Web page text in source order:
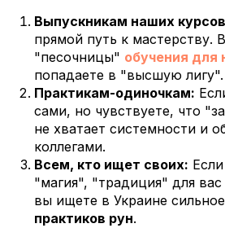
Выпускникам наших
прямой путь к мастерству.
"песочницы" обучения
попадаете в "высшую лигу".
Практикам-одиночкам:
сами, но чувствуете, что
не хватает системности и
коллегами.
Всем, кто ищет своих:
"магия", "традиция" для
вы ищете в Украине сильное
практиков рун.